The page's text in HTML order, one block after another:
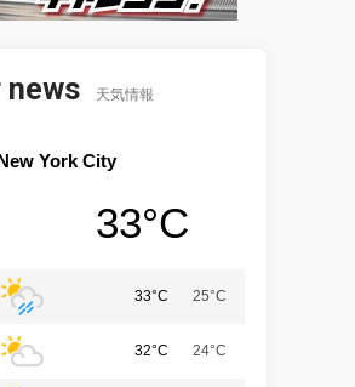
news 天気情報
York City
33°C
33°C 25°C
32°C 24°C